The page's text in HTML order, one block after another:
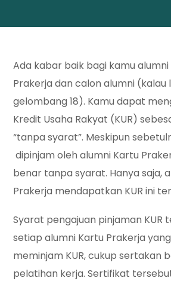
Ada kabar baik bagi kamu
Prakerja dan calon alumni (kalau
gelombang 18). Kamu dapat
Kredit Usaha Rakyat (KUR)
“tanpa syarat”. Meskipun
dipinjam oleh alumni Kartu
benar tanpa syarat. Hanya saja,
Prakerja mendapatkan KUR ini
Syarat pengajuan pinjaman KUR
setiap alumni Kartu Prakerja
meminjam KUR, cukup sertakan
pelatihan kerja. Sertifikat